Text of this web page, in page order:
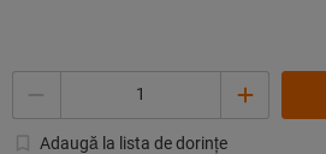
Adaugă la lista de dorințe